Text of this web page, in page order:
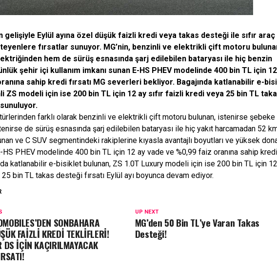
gelişiyle Eylül ayına özel düşük faizli kredi veya takas desteği ile sıfır araç
fırsatlar sunuyor. MG’nin, benzinli ve elektrikli çift motoru
hem de sürüş esnasında şarj edilebilen bataryası ile hiç benzin
şehir içi kullanım imkanı sunan E-HS PHEV modelinde 400 bin TL için
sahip kredi fırsatı MG severleri bekliyor. Bagajında katlanabilir e-
ZS modeli için ise 200 bin TL için 12 ay sıfır faizli kredi veya 25 bin TL
farklı olarak benzinli ve elektrikli çift motoru bulunan, istenirse şebeke
de sürüş esnasında şarj edilebilen bataryası ile hiç yakıt harcamadan 52
ve C SUV segmentindeki rakiplerine kıyasla avantajlı boyutları ve yüksek
HS PHEV modelinde 400 bin TL için 12 ay vade ve %0,99 faiz oranına sahip kredi
katlanabilir e-bisiklet bulunan, ZS 1.0T Luxury modeli için ise 200 bin TL için 12
bin TL takas desteği fırsatı Eylül ayı boyunca devam ediyor.
UP NEXT
MG’den 50 Bin TL’ye Varan Takas
Desteği!
SONBAHARA
FAİZLİ KREDİ TEKLİFLERİ!
DS İÇİN KAÇIRILMAYACAK